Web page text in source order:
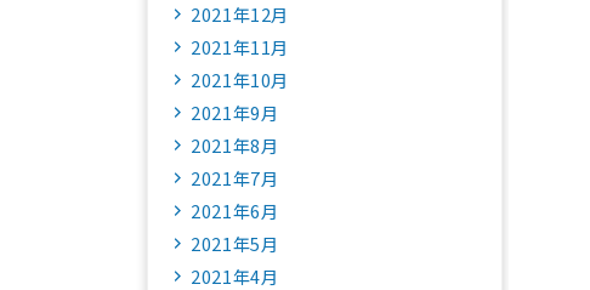
2021年12月
2021年11月
2021年10月
2021年9月
2021年8月
2021年7月
2021年6月
2021年5月
2021年4月